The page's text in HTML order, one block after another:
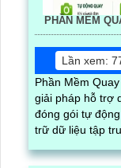
PHẦN MỀM
Lần xem:
Phần Mềm
giải pháp hỗ trợ
đóng gói tự
trữ dữ liệu tập